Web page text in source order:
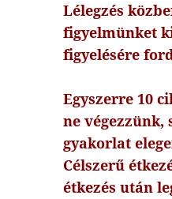
Lélegzés
figyelmünket
figyelésére
Egyszerre 10
ne végezzünk,
gyakorlat
Célszerű
étkezés után